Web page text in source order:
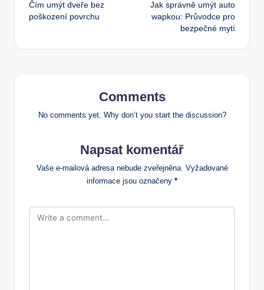
navigation
Čím umýt dveře bez
poškození povrchu
Jak správně umýt auto
wapkou: Průvodce pro
bezpečné mytí
Comments
No comments yet. Why don’t you start the discussion?
Napsat komentář
Vaše e-mailová adresa nebude zveřejněna. Vyžadované
informace jsou označeny *